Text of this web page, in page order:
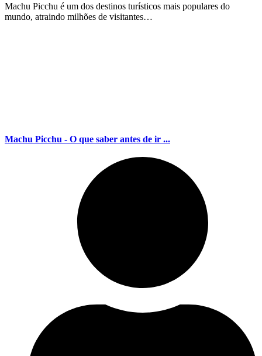
Machu Picchu é um dos destinos turísticos mais populares do
mundo, atraindo milhões de visitantes…
Machu Picchu - O que saber antes de ir ...